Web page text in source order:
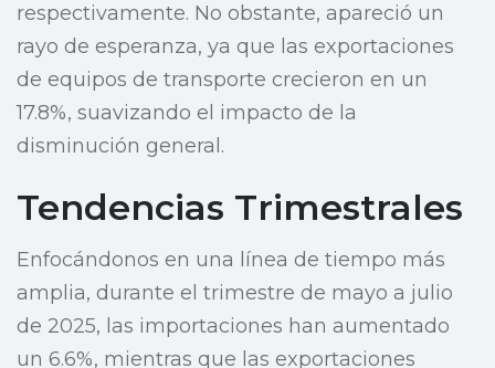
respectivamente. No obstante, apareció un
rayo de esperanza, ya que las exportaciones
de equipos de transporte crecieron en un
17.8%, suavizando el impacto de la
disminución general.
Tendencias Trimestrales
Enfocándonos en una línea de tiempo más
amplia, durante el trimestre de mayo a julio
de 2025, las importaciones han aumentado
un 6.6%, mientras que las exportaciones